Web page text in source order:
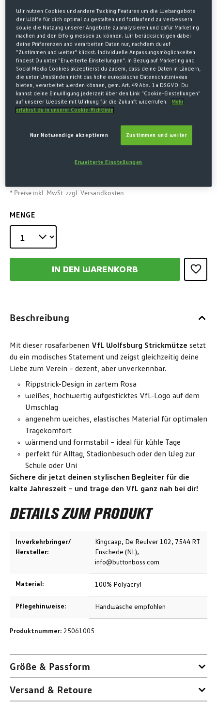
Home SALE
STRICKMÜTZE LOGO ROSA
14,00 € Letzter niedrigster Preis-29%
* Preise inkl. MwSt. zzgl. Versandkosten
MENGE
IN DEN WARENKORB
Beschreibung
Mit dieser rosafarbenen VfL Wolfsburg Strickmütze setzt
du ein modisches Statement und zeigst gleichzeitig deine
Liebe zum Verein – dezent, aber unverkennbar.
Rippstrick-Design in zartem Rosa
weißes, hochwertig aufgesticktes VfL-Logo auf dem
Umschlag
angenehm weiches, elastisches Material für optimalen
Tragekomfort
wärmend und formstabil – ideal für kühle Tage
perfekt für Alltag, Stadionbesuch oder den Weg zur
Schule oder Uni
Sichere dir jetzt deinen stylischen Begleiter für die
kalte Jahreszeit – und trage den VfL ganz nah bei dir!
DETAILS ZUM PRODUKT
Inverkehrbringer/
Hersteller:
Kingcaap, De Reulver 102, 7544 RT
Enschede (NL),
info@buttonboss.com
Material: 100% Polyacryl
Pflegehinweise: Handwäsche empfohlen
Produktnummer: 25061005
Größe & Passform
Versand & Retoure
Wir nutzen Cookies und andere Tracking Features um die Webangebote
der Wölfe für dich optimal zu gestalten und fortlaufend zu verbessern
sowie die Nutzung unserer Angebote zu analysieren und dafür Marketing
machen und den Erfolg messen zu können. Wir berücksichtigen dabei
deine Präferenzen und verarbeiten Daten nur, nachdem du auf
"Zustimmen und weiter" klickst. Individuelle Anpassungsmöglichkeiten
findest Du unter "Erweiterte Einstellungen". In Bezug auf Marketing und
Social Media Cookies akzeptierst du zudem, dass deine Daten in Ländern,
die unter Umständen nicht das hohe europäische Datenschutzniveau
bieten, verarbeitet werden können, gem. Art. 49 Abs. 1 a DSGVO. Du
kannst deine Einwilligung jederzeit über den Link "Cookie-Einstellungen"
auf unserer Website mit Wirkung für die Zukunft widerrufen.
Mehr
erfährst du in unserer Cookie-Richtlinie
Nur Notwendige akzeptieren Zustimmen und weiter
Erweiterte Einstellungen